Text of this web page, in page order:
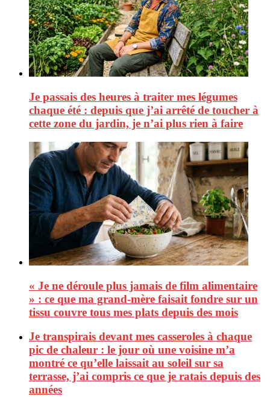
Je passais des heures à traiter mes légumes
chaque été : depuis que j’ai arrêté de toucher à
cette zone du jardin, je n’ai plus rien à faire
« Je ne déroule plus jamais de film alimentaire
» : ce que ma grand-mère faisait fondre sur un
tissu couvre tous mes plats depuis des mois
Je transpirais devant mes casseroles à chaque
pic de chaleur : le jour où une voisine m’a
montré ce qu’elle laissait au soleil sur sa
terrasse, j’ai compris ce que je ratais depuis des
années